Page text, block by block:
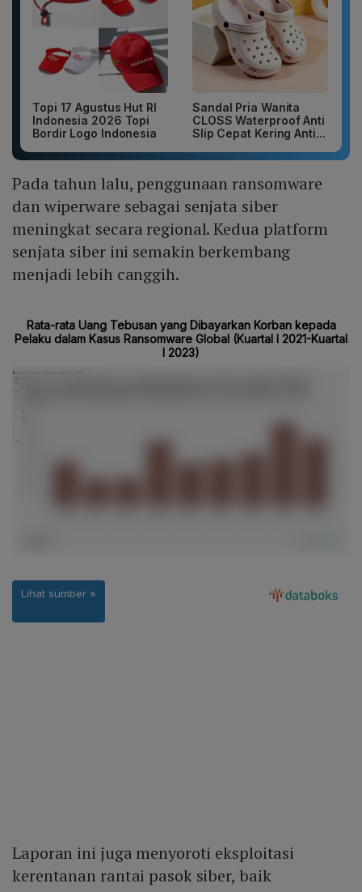
Topi 17 Agustus Hut RI
Indonesia 2026 Topi
Bordir Logo Indonesia
Sandal Pria Wanita
CLOSS Waterproof Anti
Slip Cepat Kering Anti...
Pada tahun lalu, penggunaan ransomware
dan wiperware sebagai senjata siber
meningkat secara regional. Kedua platform
senjata siber ini semakin berkembang
menjadi lebih canggih.
Laporan ini juga menyoroti eksploitasi
kerentanan rantai pasok siber, baik